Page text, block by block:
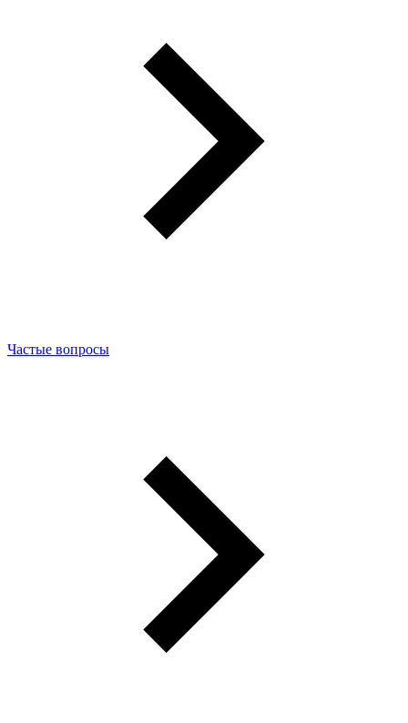
Частые вопросы